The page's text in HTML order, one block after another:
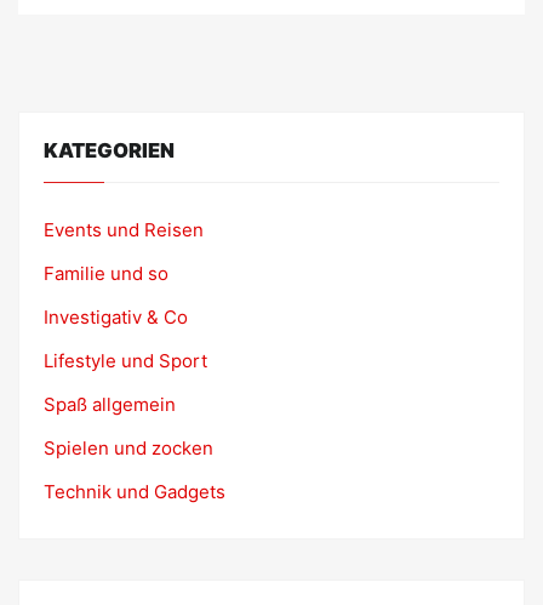
KATEGORIEN
Events und Reisen
Familie und so
Investigativ & Co
Lifestyle und Sport
Spaß allgemein
Spielen und zocken
Technik und Gadgets